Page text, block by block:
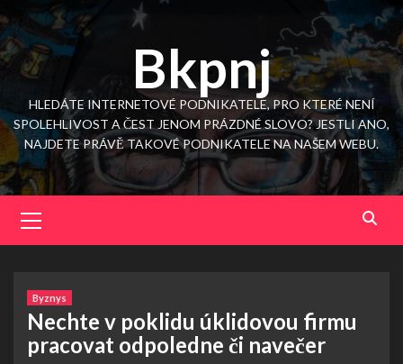
to
content
Bkpnj
HLEDÁTE INTERNETOVÉ PODNIKATELE, PRO KTERÉ NENÍ
SPOLEHLIVOST A ČEST JENOM PRÁZDNÉ SLOVO? JESTLI ANO,
NAJDETE PRÁVĚ TAKOVÉ PODNIKATELE NA NAŠEM WEBU.
Menu
Byznys
Nechte v poklidu úklidovou firmu
pracovat odpoledne či navečer